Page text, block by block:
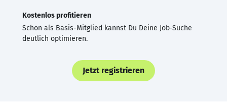
Kostenlos profitieren
Schon als Basis-Mitglied kannst Du Deine Job-Suche
deutlich optimieren.
Jetzt registrieren